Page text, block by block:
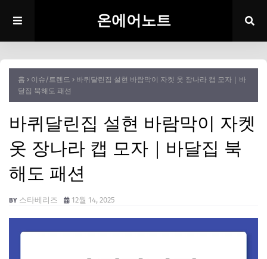
온에어노트
홈 이슈/트렌드
바퀴달린집 설현 바람막이 자켓 옷 장나라 캡 모자｜바
달집 북해도 패션
바퀴달린집 설현 바람막이 자켓
옷 장나라 캡 모자｜바달집 북
해도 패션
스타베리즈 12월 14, 2025